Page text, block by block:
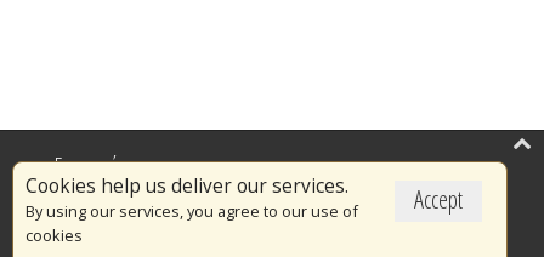
Accept
Cookies help us deliver our services.
By using our services, you agree to our use of
cookies
Επικαιρότητα
Το Πυροσβεστικό Σώμα